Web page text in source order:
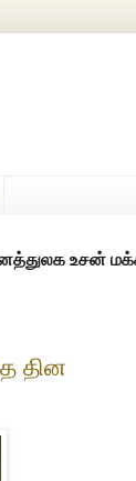
மக்களின் ஒரே
தின